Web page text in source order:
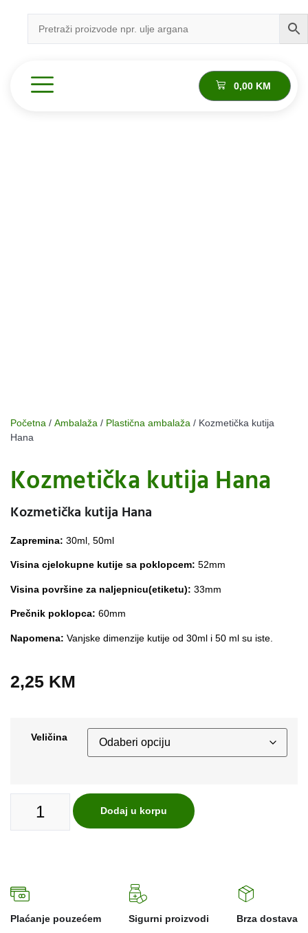
0,00 KM
Početna / Ambalaža / Plastična ambalaža / Kozmetička kutija
Hana
Kozmetička kutija Hana
Kozmetička kutija Hana
Zapremina: 30ml, 50ml
Visina cjelokupne kutije sa poklopcem: 52mm
Visina površine za naljepnicu(etiketu): 33mm
Prečnik poklopca: 60mm
Napomena: Vanjske dimenzije kutije od 30ml i 50 ml su iste.
2,25 KM
Veličina
Dodaj u korpu
Plaćanje pouzećem Sigurni proizvodi Brza dostava